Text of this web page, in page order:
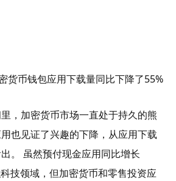
货币钱包应用下载量同比下降了55%
，加密货币市场一直处于持久的熊
也见证了兴趣的下降，从应用下载
。 虽然预付现金应用同比增长
技领域，但加密货币和零售投资应